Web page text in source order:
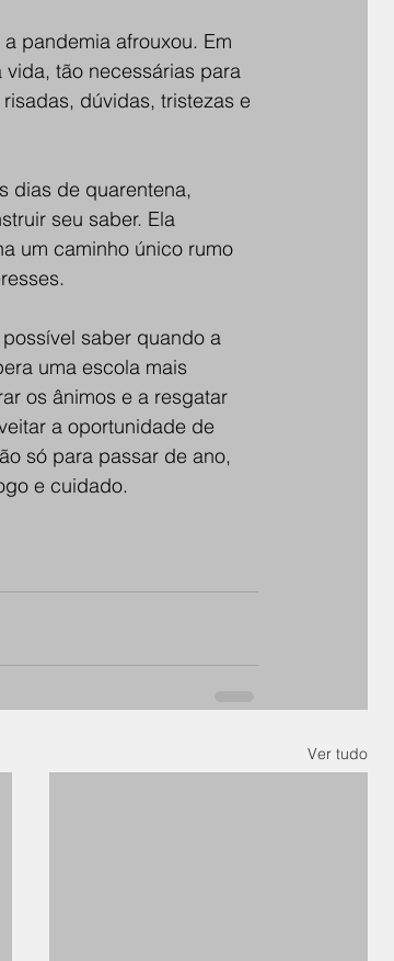
pandemia afrouxou. Em
tão necessárias para
dúvidas, tristezas e
dias de quarentena,
seu saber. Ela
um caminho único rumo
saber quando a
uma escola mais
os ânimos e a resgatar
a oportunidade de
só para passar de ano,
e cuidado.
Ver tudo